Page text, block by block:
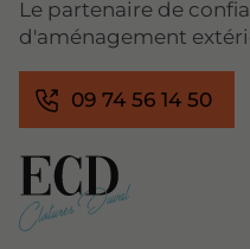
Le partenaire de
d'aménagement
09 74 56 14 50